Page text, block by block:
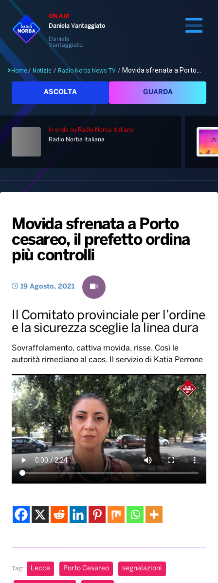
ON AIR
Daniela Vantaggiato
Daniela
Vantaggiato
Cerca
Palinsesto
Hit Dance
Giochi&Concorsi
PALATOUR
Notizie
Locali
Musica e Spettacolo
Sport
Radio Norba Consiglia
Playlist
Generale
Novità
Notiziario
Interviste
Oroscopo
Gallery
Radio Norba News TV
Voce al Bari
Battiti Live 2026
Home/ Notizie / Radio Norba News TV / Movida sfrenata a Porto...
ASCOLTA GUARDA
In onda su Radio Norba Italiana
Radio Norba Italiana
Movida sfrenata a Porto
cesareo, il prefetto ordina
più controlli
19 Agosto, 2021
Il Comitato provinciale per l’ordine
e la sicurezza sceglie la linea dura
Sovraffolamento, cattiva movida, risse. Così le
autorità rimediano al caos. Il servizio di Katia Perrone
Tag: Lecce Porto Cesareo segnalazioni